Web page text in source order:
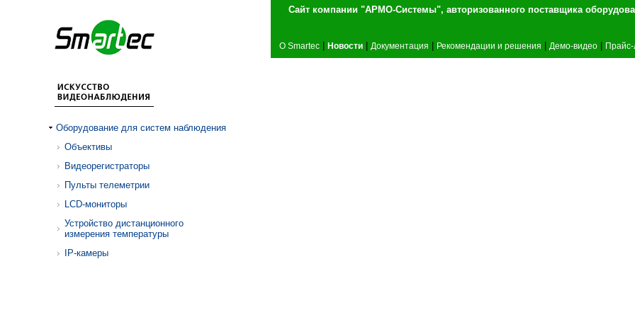
Сайт компании "АРМО-Системы", авторизованного
О Smartec Новости Документация Рекомендации и решения Демо-видео Прайс-
Оборудование для систем наблюдения
Объективы
Видеорегистраторы
Пульты телеметрии
LCD-мониторы
Устройство дистанционного
измерения температуры
IP-камеры